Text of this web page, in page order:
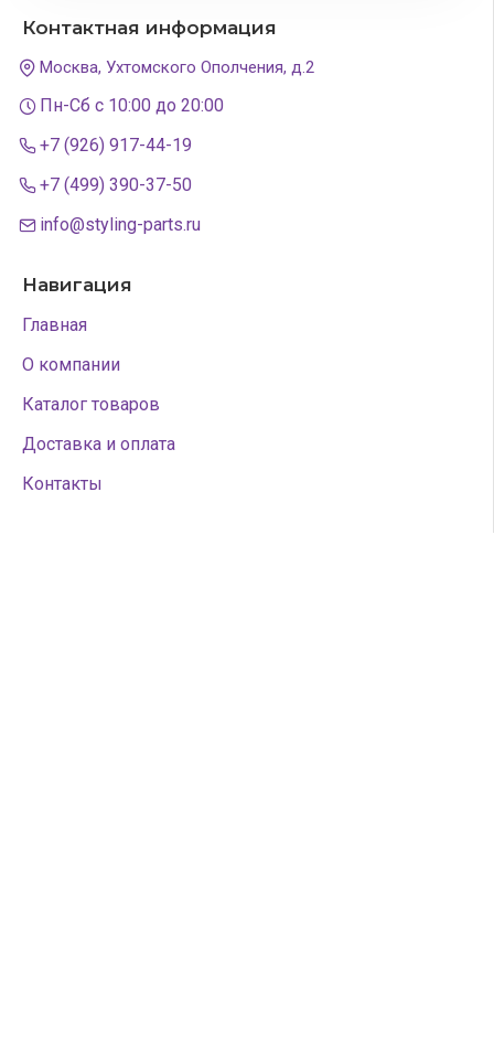
Контактная информация
Москва, Ухтомского Ополчения, д.2
Пн-Сб с 10:00 до 20:00
+7 (926) 917-44-19
+7 (499) 390-37-50
info@styling-parts.ru
Навигация
Главная
О компании
Каталог товаров
Доставка и оплата
Контакты